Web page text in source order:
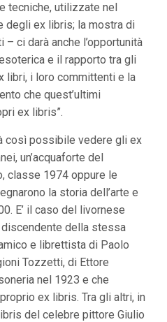
tecniche, utilizzate nel
degli ex libris; la mostra di
ci darà anche l’opportunità
e il rapporto tra gli
libri, i loro committenti e la
che quest’ultimi
ex libris”.
così possibile vedere gli ex
un’acquaforte del
classe 1974 oppure le
la storia dell’arte e
E’ il caso del livornese
della stessa
e librettista di Paolo
Tozzetti, di Ettore
nel 1923 e che
ex libris. Tra gli altri, in
del celebre pittore Giulio